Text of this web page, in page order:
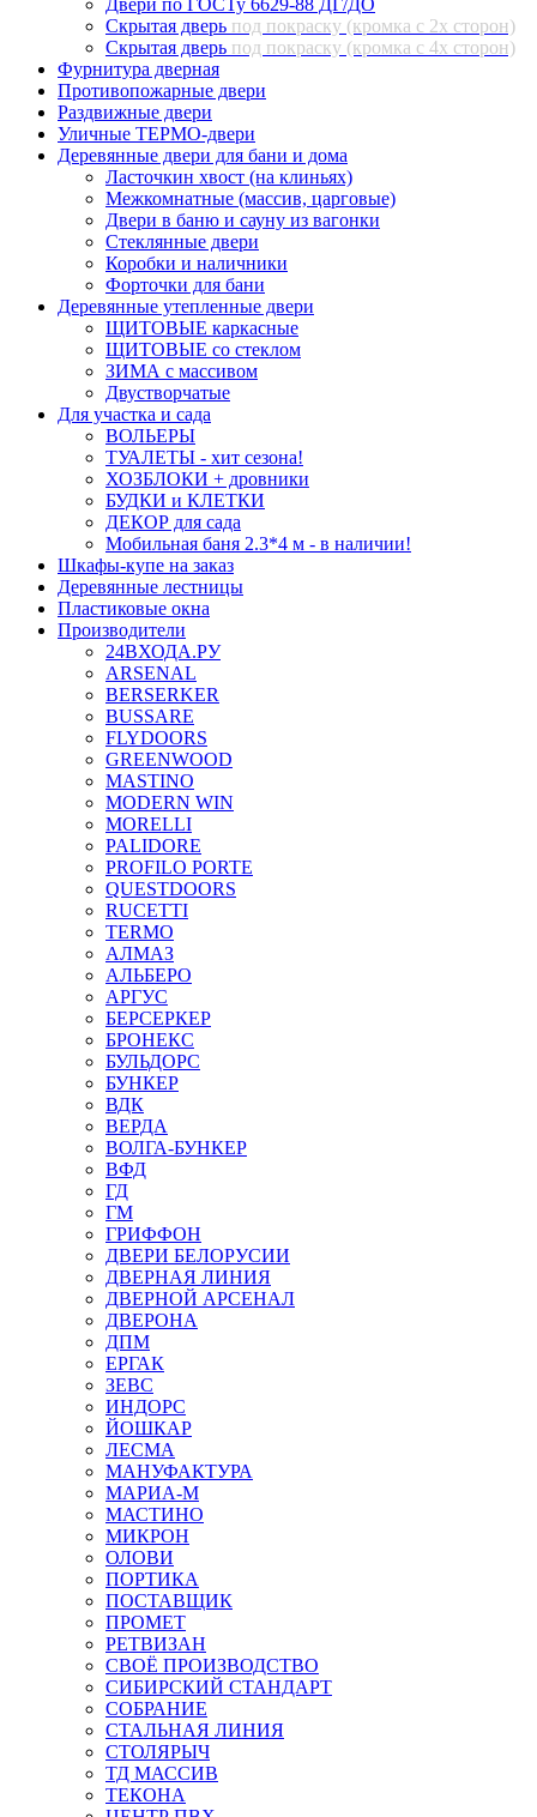
Двери по ГОСТу 6629-88 ДГ/ДО
Скрытая дверь под покраску (кромка с 2х сторон)
Скрытая дверь под покраску (кромка с 4х сторон)
Фурнитура дверная
Противопожарные двери
Раздвижные двери
Уличные ТЕРМО-двери
Деревянные двери для бани и дома
Ласточкин хвост (на клиньях)
Межкомнатные (массив, царговые)
Двери в баню и сауну из вагонки
Стеклянные двери
Коробки и наличники
Форточки для бани
Деревянные утепленные двери
ЩИТОВЫЕ каркасные
ЩИТОВЫЕ со стеклом
ЗИМА с массивом
Двустворчатые
Для участка и сада
ВОЛЬЕРЫ
ТУАЛЕТЫ - хит сезона!
ХОЗБЛОКИ + дровники
БУДКИ и КЛЕТКИ
ДЕКОР для сада
Мобильная баня 2.3*4 м - в наличии!
Шкафы-купе на заказ
Деревянные лестницы
Пластиковые окна
Производители
24ВХОДА.РУ
ARSENAL
BERSERKER
BUSSARE
FLYDOORS
GREENWOOD
MASTINO
MODERN WIN
MORELLI
PALIDORE
PROFILO PORTE
QUESTDOORS
RUCETTI
TERMO
АЛМАЗ
АЛЬБЕРО
АРГУС
БЕРСЕРКЕР
БРОНЕКС
БУЛЬДОРС
БУНКЕР
ВДК
ВЕРДА
ВОЛГА-БУНКЕР
ВФД
ГД
ГМ
ГРИФФОН
ДВЕРИ БЕЛОРУСИИ
ДВЕРНАЯ ЛИНИЯ
ДВЕРНОЙ АРСЕНАЛ
ДВЕРОНА
ДПМ
ЕРГАК
ЗЕВС
ИНДОРС
ЙОШКАР
ЛЕСМА
МАНУФАКТУРА
МАРИА-М
МАСТИНО
МИКРОН
ОЛОВИ
ПОРТИКА
ПОСТАВЩИК
ПРОМЕТ
РЕТВИЗАН
СВОЁ ПРОИЗВОДСТВО
СИБИРСКИЙ СТАНДАРТ
СОБРАНИЕ
СТАЛЬНАЯ ЛИНИЯ
СТОЛЯРЫЧ
ТД МАССИВ
ТЕКОНА